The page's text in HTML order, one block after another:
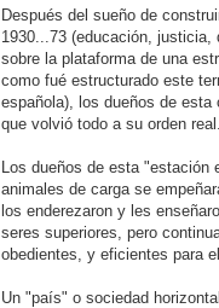
Después del sueño de
1930...73 (educación, justicia,
sobre la plataforma de una
como fué estructurado este
española), los dueños de
que volvió todo a su orden real.
Los dueños de esta "estación
animales de carga se
los enderezaron y les
seres superiores, pero
obedientes, y eficientes para
Un "país" o sociedad